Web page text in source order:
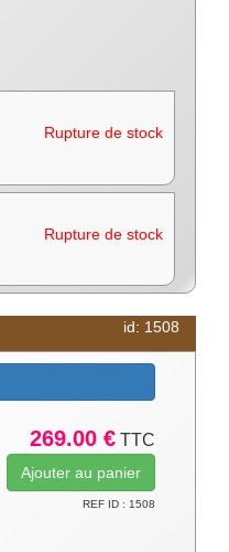
Rupture de stock
Rupture de stock
id: 1508
269.00 € TTC
REF ID : 1508